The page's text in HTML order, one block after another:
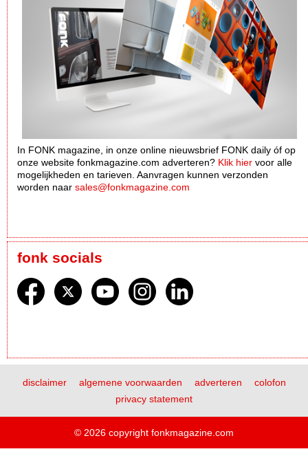
In FONK magazine, in onze online nieuwsbrief FONK daily óf op
onze website fonkmagazine.com adverteren? Klik hier voor alle
mogelijkheden en tarieven. Aanvragen kunnen verzonden
worden naar sales@fonkmagazine.com
fonk socials
disclaimer algemene voorwaarden adverteren
colofon
privacy statement
© 2026 copyright fonkmagazine.com